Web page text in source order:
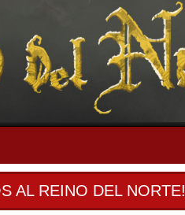
AL REINO DEL NORTE!